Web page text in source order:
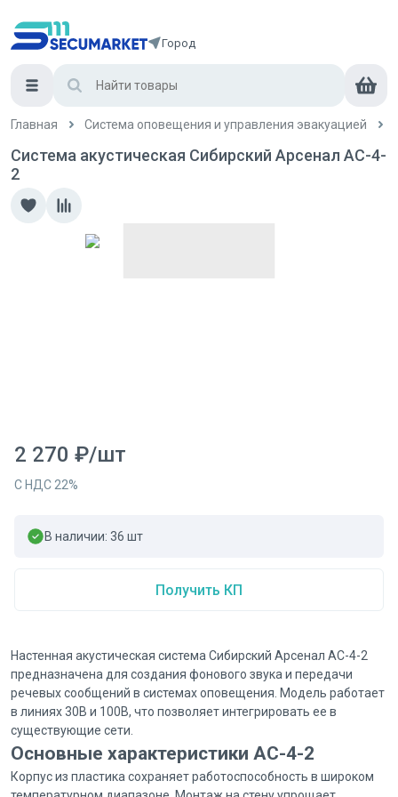
Город
Главная Система оповещения и управления эвакуацией
Система акустическая Сибирский Арсенал АС-4-
2
2 270 ₽/шт
С НДС 22%
В наличии: 36 шт
Получить КП
Настенная акустическая система Сибирский Арсенал АС-4-2
предназначена для создания фонового звука и передачи
речевых сообщений в системах оповещения. Модель работает
в линиях 30В и 100В, что позволяет интегрировать ее в
существующие сети.
Основные характеристики АС-4-2
Корпус из пластика сохраняет работоспособность в широком